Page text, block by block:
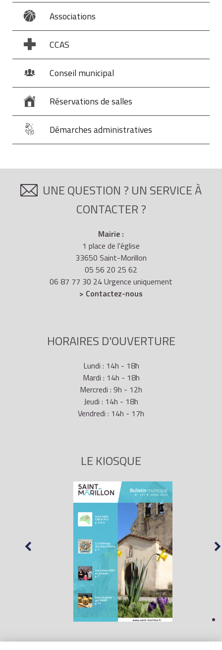
Associations
CCAS
Conseil municipal
Réservations de salles
Démarches administratives
UNE QUESTION ? UN SERVICE À
CONTACTER ?
Mairie :
1 place de l'église
33650 Saint-Morillon
05 56 20 25 62
06 87 77 30 24 Urgence uniquement
> Contactez-nous
HORAIRES D'OUVERTURE
Lundi : 14h - 18h
Mardi : 14h - 18h
Mercredi : 9h - 12h
Jeudi : 14h - 18h
Vendredi : 14h - 17h
LE KIOSQUE